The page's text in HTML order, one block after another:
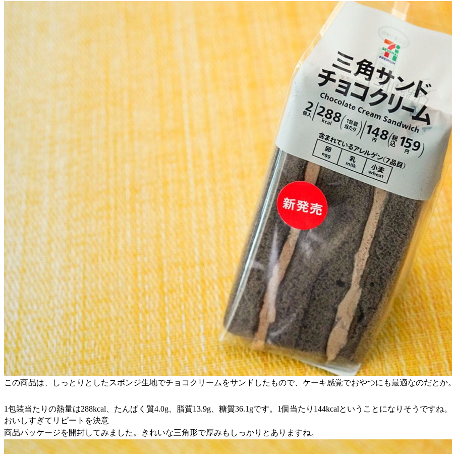
この商品は、しっとりとしたスポンジ生地でチョコクリームをサンドしたもので、ケーキ感覚でおやつにも最適なのだとか
1包装当たりの熱量は288kcal、たんぱく質4.0g、脂質13.9g、糖質36.1gです。1個当たり144kcalということになりそうですね。
おいしすぎてリピートを決意
商品パッケージを開封してみました。きれいな三角形で厚みもしっかりとありますね。